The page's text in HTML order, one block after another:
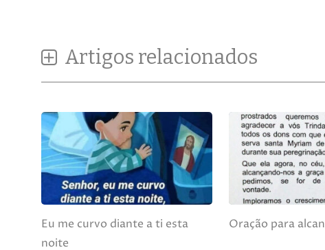
Artigos relacionados
Eu me curvo diante a ti esta
noite
Oração para